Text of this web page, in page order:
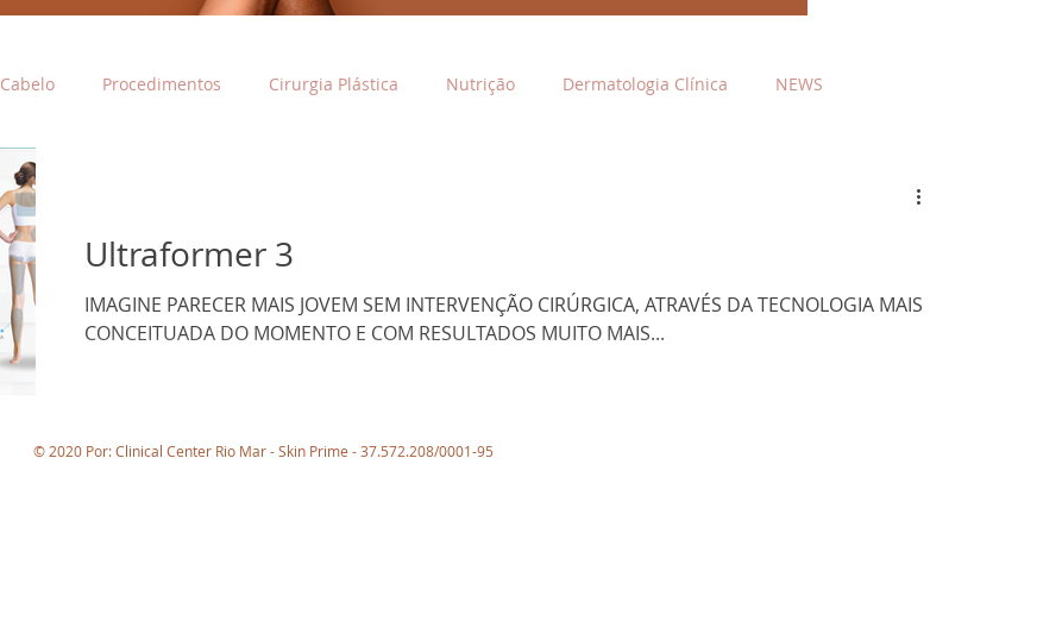
Cabelo Procedimentos Cirurgia Plástica Nutrição Dermatologia Clínica NEWS
Ultraformer 3
IMAGINE PARECER MAIS JOVEM SEM INTERVENÇÃO CIRÚRGICA, ATRAVÉS DA TECNOLOGIA MAIS
CONCEITUADA DO MOMENTO E COM RESULTADOS MUITO MAIS...
© 2020 Por: Clinical Center Rio Mar - Skin Prime - 37.572.208/0001-95